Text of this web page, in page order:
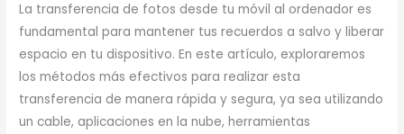
La transferencia de fotos desde tu móvil al ordenador es
fundamental para mantener tus recuerdos a salvo y liberar
espacio en tu dispositivo. En este artículo, exploraremos
los métodos más efectivos para realizar esta
transferencia de manera rápida y segura, ya sea utilizando
un cable, aplicaciones en la nube, herramientas